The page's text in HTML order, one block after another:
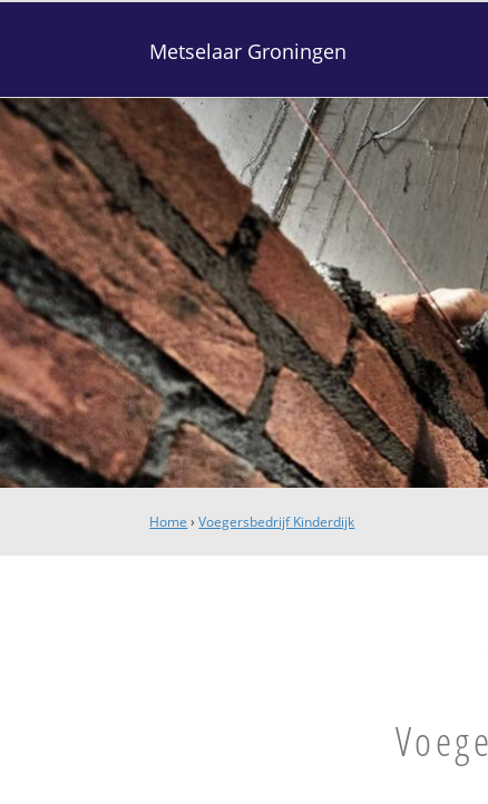
Metselaar Groningen
Home ›Voegersbedrijf Kinderdijk